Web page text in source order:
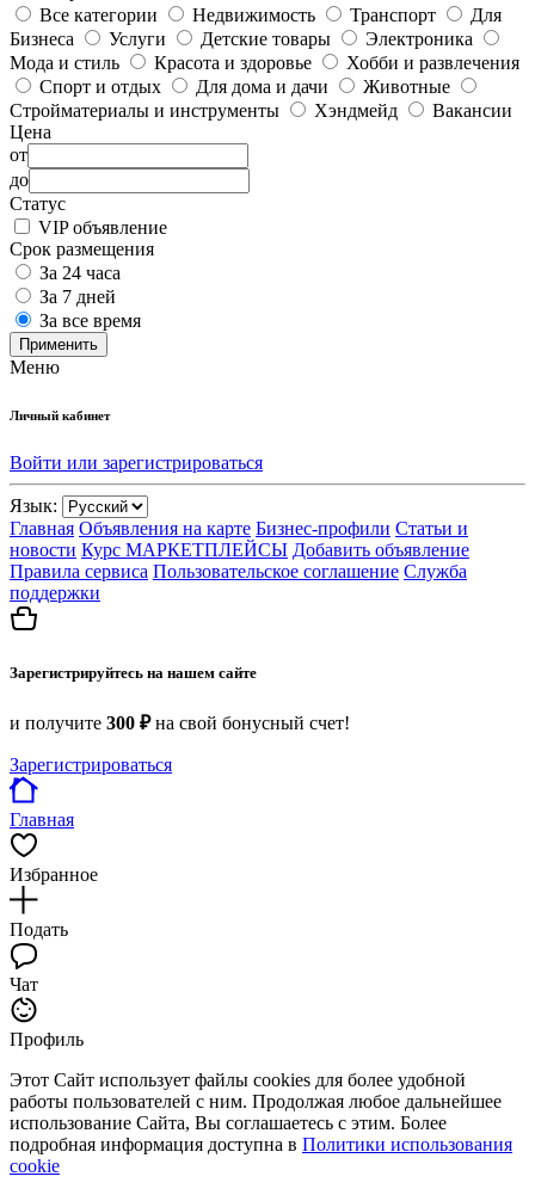
Все категории
Недвижимость Транспорт
Для
Бизнеса
Услуги Детские товары
Электроника
Мода и стиль
Красота и здоровье
Хобби и развлечения
Спорт и отдых
Для дома и дачи
Животные
Стройматериалы и инструменты
Хэндмейд
Вакансии
Цена
от
до
Статус
VIP объявление
Срок размещения
За 24 часа
За 7 дней
За все время
Применить
Меню
Личный кабинет
Войти или зарегистрироваться
Язык:
Главная Объявления на карте Бизнес-профили Статьи и
новости Курс МАРКЕТПЛЕЙСЫ Добавить объявление
Правила сервиса Пользовательское соглашение Служба
поддержки
Зарегистрируйтесь на нашем сайте
и получите 300 ₽на свой бонусный счет!
Зарегистрироваться
Главная
Избранное
Подать
Чат
Профиль
Этот Сайт использует файлы cookies для более удобной
работы пользователей с ним. Продолжая любое дальнейшее
использование Сайта, Вы соглашаетесь с этим. Более
подробная информация доступна в Политики использования
cookie